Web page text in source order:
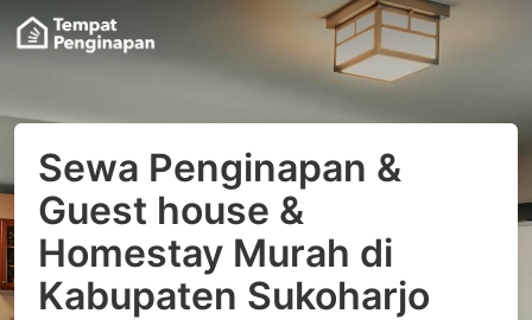
Sewa Penginapan &
Guest house &
Homestay Murah di
Kabupaten Sukoharjo